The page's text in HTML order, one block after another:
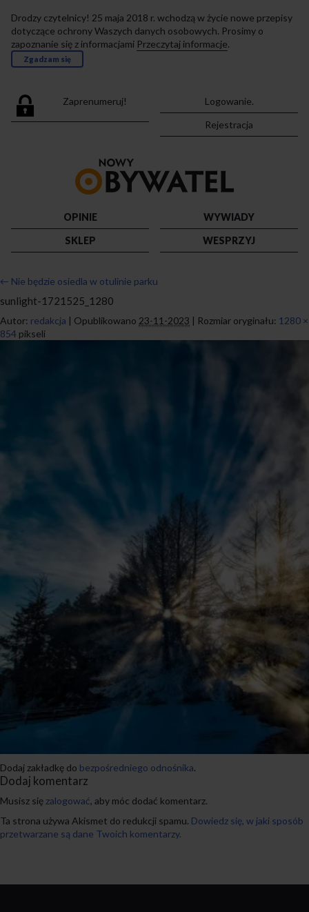
Drodzy czytelnicy! 25 maja 2018 r. wchodzą w życie nowe przepisy
dotyczące ochrony Waszych danych osobowych. Prosimy o
zapoznanie się z informacjami Przeczytaj informacje.
Zgadzam się
Zaprenumeruj!
Logowanie.
Rejestracja
strony
OPINIE
WYWIADY
SKLEP
WESPRZYJ
← Nie będzie osiedla w otulinie parku
sunlight-1721525_1280
Autor: redakcja | Opublikowano 23-11-2023 | Rozmiar oryginału: 1280 ×
854 pikseli
Dodaj zakładkę do bezpośredniego odnośnika.
Dodaj komentarz
Musisz się zalogować, aby móc dodać komentarz.
Ta strona używa Akismet do redukcji spamu. Dowiedz się, w jaki sposób
przetwarzane są dane Twoich komentarzy.